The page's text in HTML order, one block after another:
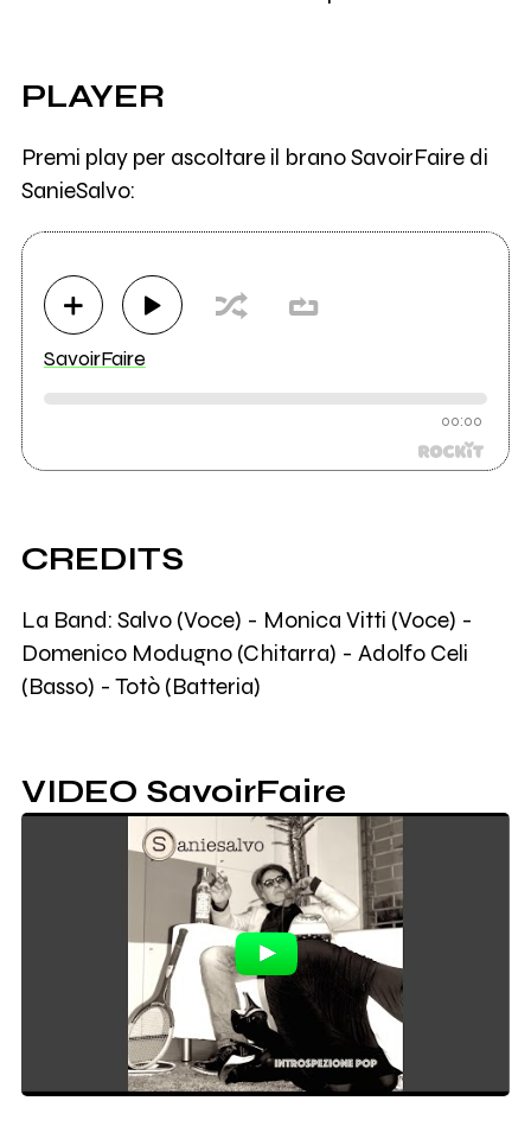
PLAYER
Premi play per ascoltare il brano SavoirFaire di
SanieSalvo:
SavoirFaire
00:00
CREDITS
La Band: Salvo (Voce) - Monica Vitti (Voce) -
Domenico Modugno (Chitarra) - Adolfo Celi
(Basso) - Totò (Batteria)
VIDEO SavoirFaire